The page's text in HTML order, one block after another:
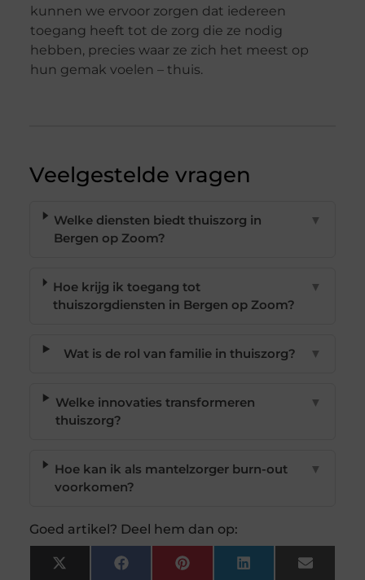
kunnen we ervoor zorgen dat iedereen
toegang heeft tot de zorg die ze nodig
hebben, precies waar ze zich het meest op
hun gemak voelen – thuis.
Veelgestelde vragen
Welke diensten biedt thuiszorg in
Bergen op Zoom?
▼
Hoe krijg ik toegang tot
thuiszorgdiensten in Bergen op Zoom?
▼
Wat is de rol van familie in thuiszorg? ▼
Welke innovaties transformeren
thuiszorg?
▼
Hoe kan ik als mantelzorger burn-out
voorkomen?
▼
Goed artikel? Deel hem dan op:
X FacebookPinterest LinkedIn Email